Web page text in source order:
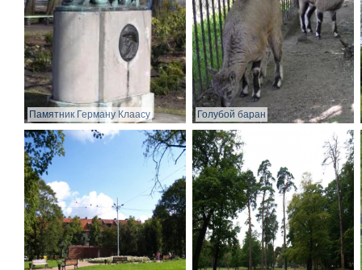
Памятник Герману Клаасу Голубой баран